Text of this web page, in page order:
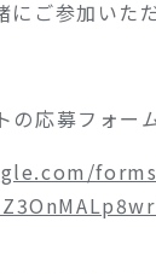
ご参加いた
の応募フォー